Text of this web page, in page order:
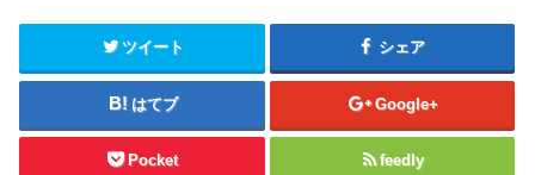
ツイート シェア
はてブ Google+
Pocket feedly